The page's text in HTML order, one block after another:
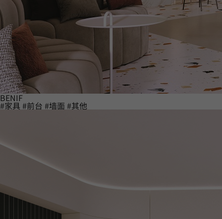
BENIF
#家具 #前台 #墙面 #其他